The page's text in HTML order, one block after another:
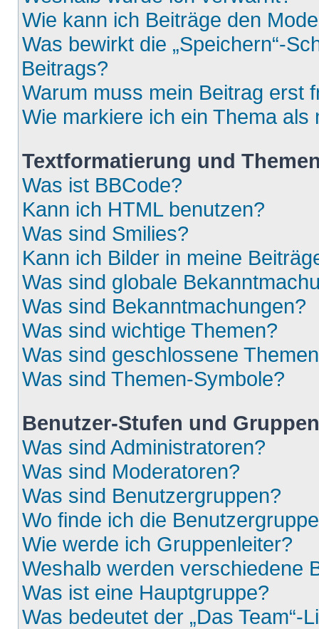
Wie kann ich Beiträge den
Was bewirkt die „Speichern“-
Beitrags?
Warum muss mein Beitrag erst
Wie markiere ich ein Thema als
Textformatierung und
Was ist BBCode?
Kann ich HTML benutzen?
Was sind Smilies?
Kann ich Bilder in meine
Was sind globale
Was sind Bekanntmachungen?
Was sind wichtige Themen?
Was sind geschlossene
Was sind Themen-Symbole?
Benutzer-Stufen und Gruppen
Was sind Administratoren?
Was sind Moderatoren?
Was sind Benutzergruppen?
Wo finde ich die
Wie werde ich Gruppenleiter?
Weshalb werden verschiedene
Was ist eine Hauptgruppe?
Was bedeutet der „Das Team“-